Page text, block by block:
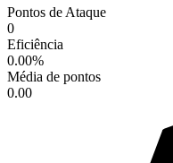
Pontos de Ataque
0
Eficiência
0.00%
Média de pontos
0.00